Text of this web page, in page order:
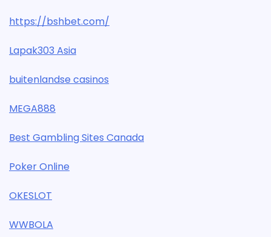
https://bshbet.com/
Lapak303 Asia
buitenlandse casinos
MEGA888
Best Gambling Sites Canada
Poker Online
OKESLOT
WWBOLA